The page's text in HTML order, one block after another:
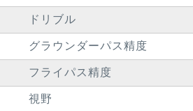
ドリブル
グラウンダーパス精度
フライパス精度
視野